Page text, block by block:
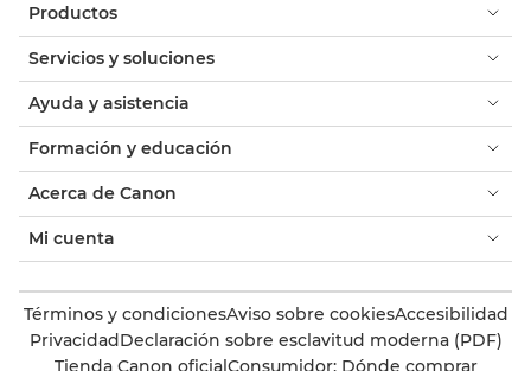
Productos
Servicios y soluciones
Ayuda y asistencia
Formación y educación
Acerca de Canon
Mi cuenta
Términos y condicionesAviso sobre cookiesAccesibilidad
PrivacidadDeclaración sobre esclavitud moderna (PDF)
Tienda Canon oficialConsumidor: Dónde comprar